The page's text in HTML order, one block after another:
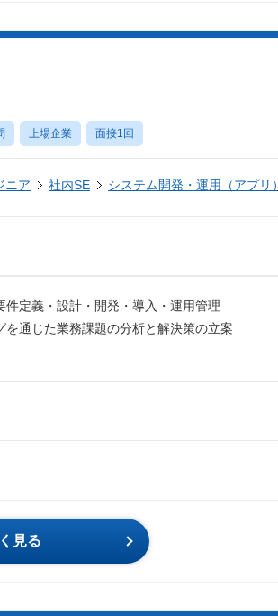
上場企業 面接1回
ニア 社内SE システム開発・運用（アプリ）
件定義・設計・開発・導入・運用管理
を通じた業務課題の分析と解決策の立案
見る